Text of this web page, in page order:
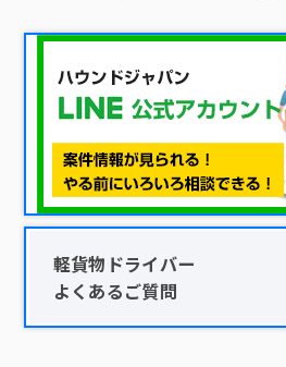
軽貨物ドライバー
よくあるご質問